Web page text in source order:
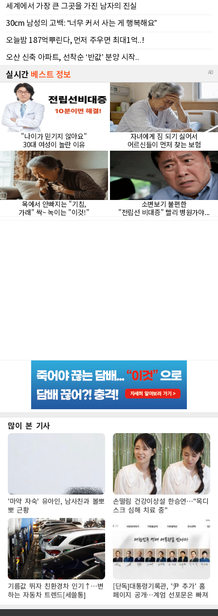
많이 본 기사
'마약 자숙' 유아인, 남사친과 볼뽀
뽀 근황
손떨림 건강이상설 한승연…"목디
스크 심해 치료 중"
기름값 뛰자 친환경차 인기↑…변
하는 자동차 트렌드[세쓸통]
[단독]대통령기록관, '尹 추가' 홈
페이지 공개…계엄 선포문은 빠져